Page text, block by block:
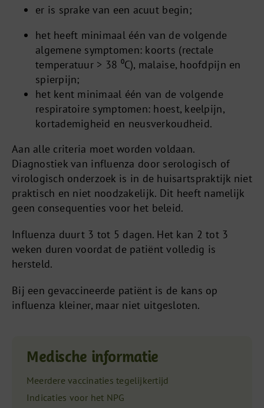
er is sprake van een acuut begin;
het heeft minimaal één van de volgende
algemene symptomen: koorts (rectale
temperatuur > 38 ⁰C), malaise, hoofdpijn en
spierpijn;
het kent minimaal één van de volgende
respiratoire symptomen: hoest, keelpijn,
kortademigheid en neusverkoudheid.
Aan alle criteria moet worden voldaan.
Diagnostiek van influenza door serologisch of
virologisch onderzoek is in de huisartspraktijk niet
praktisch en niet noodzakelijk. Dit heeft namelijk
geen consequenties voor het beleid.
Influenza duurt 3 tot 5 dagen. Het kan 2 tot 3
weken duren voordat de patiënt volledig is
hersteld.
Bij een gevaccineerde patiënt is de kans op
influenza kleiner, maar niet uitgesloten.
Medische informatie
Meerdere vaccinaties tegelijkertijd
Indicaties voor het NPG